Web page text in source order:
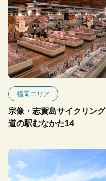
福岡エリア
宗像・志賀島サイクリング
道の駅むなかた14